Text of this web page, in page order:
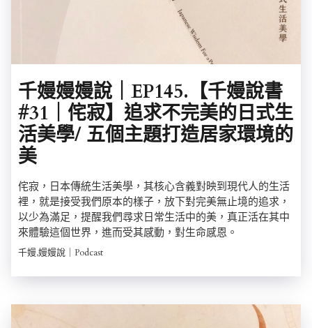
千嫚嫚嫚說｜EP145.【千嫚說書
#31｜侘寂】追求不完美的日式生
活美學/ 五個主題打造居家環境的
美
侘寂，日本傳統生活美學，其核心含義對映到現代人的生活
裡，就是接受我們原本的樣子，放下對完美無止境的追求，
以少為滿足，提醒我們尋求日常生活中的美，真正活在其中
來體驗這個世界，進而受其感動，對生命感恩。
千嫚,嫚嫚說｜Podcast